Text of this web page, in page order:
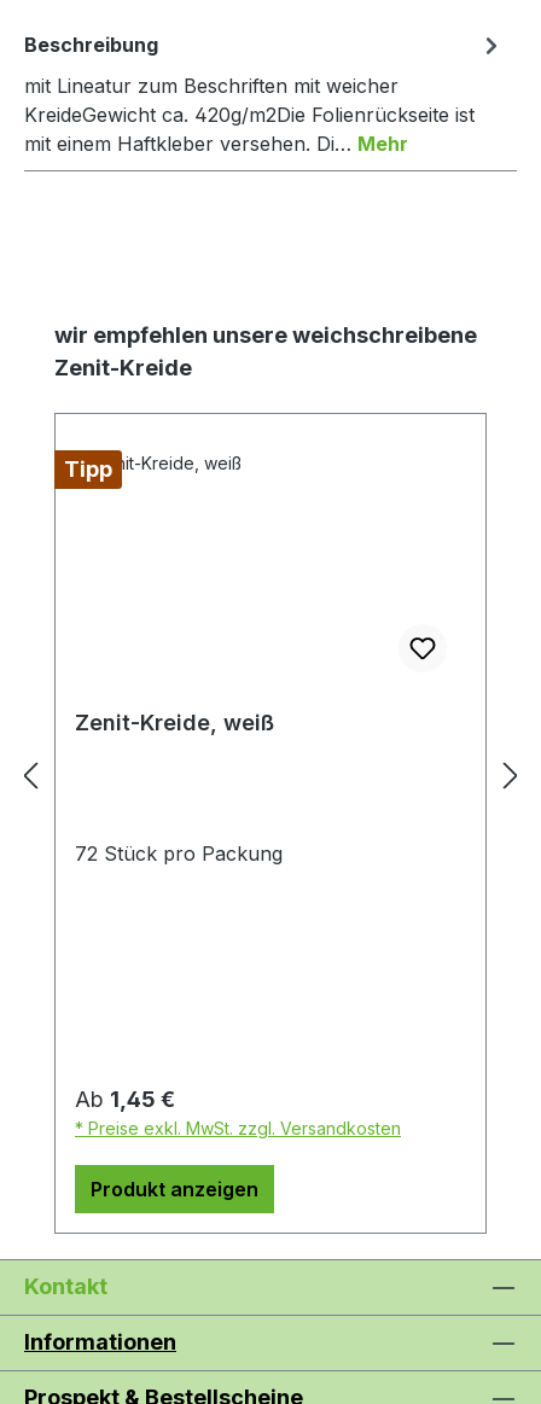
Beschreibung
mit Lineatur zum Beschriften mit weicher
KreideGewicht ca. 420g/m2Die Folienrückseite ist
mit einem Haftkleber versehen. Di… Mehr
Produktgalerie überspringen
wir empfehlen unsere weichschreibene
Zenit-Kreide
Tipp
Zenit-Kreide, weiß
72 Stück pro Packung
Regulärer Preis:
Ab 1,45 €
* Preise exkl. MwSt. zzgl. Versandkosten
Produkt anzeigen
Kontakt
Informationen
Prospekt & Bestellscheine